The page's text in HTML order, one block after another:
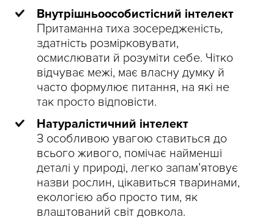
Внутрішньоособистісний інтелект
Притаманна тиха зосередженість,
здатність розмірковувати,
осмислювати й розуміти себе. Чітко
відчуває межі, має власну думку й
часто формулює питання, на які не
так просто відповісти.
Натуралістичний інтелект
З особливою увагою ставиться до
всього живого, помічає найменші
деталі у природі, легко запам’ятовує
назви рослин, цікавиться тваринами,
екологією або просто тим, як
влаштований світ довкола.